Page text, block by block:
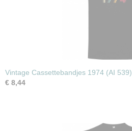
Vintage Cassettebandjes 1974 (AI 539)
€ 8,44